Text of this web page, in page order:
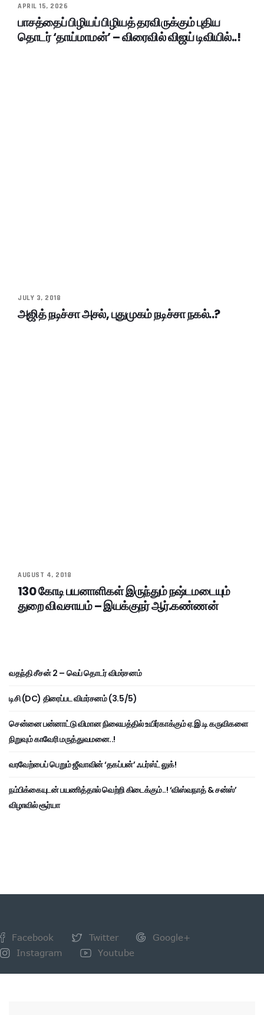
APRIL 15, 2026
பாசத்தைப் பிழியப் பிழியத் தரவிருக்கும் புதிய
தொடர் ‘தாய்மாமன்’ – விரைவில் விஜய் டிவியில்..!
JULY 3, 2018
அஜித் நடிச்சா அசல், புதுமுகம் நடிச்சா நகல்..?
AUGUST 4, 2018
130 கோடி பயனாளிகள் இருந்தும் நஷ்டமடையும்
துறை விவசாயம் – இயக்குநர் ஆர்.கண்ணன்
வதந்தி சீசன் 2 – வெப் தொடர் விமர்சனம்
டிசி (DC) திரைப்பட விமர்சனம் (3.5/5)
சென்னை பன்னாட்டு விமான நிலையத்தில் உயிர்காக்கும் ஏ.இ.டி கருவிகளை
நிறுவும் காவேரி மருத்துவமனை..!
வரவேற்பைப் பெறும் ஜீவாவின் ‘தகப்பன்’ ஃபர்ஸ்ட் லுக்!
நம்பிக்கையுடன் பயணித்தால் வெற்றி கிடைக்கும்..! ‘விஸ்வநாத் & சன்ஸ்’
விழாவில் சூர்யா
Facebook Twitter
Google+
Instagram
Youtube